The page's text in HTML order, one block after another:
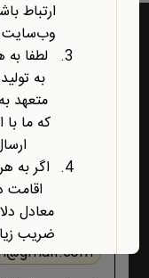
راه‌های
1- برای
ابتدا تمام
های ایمیلی
کنید اگر هیچ
ارتباط
وب‌سایت
لطفا
به
متعهد
که ما
اگر به
اقامت
معادل
ضریب